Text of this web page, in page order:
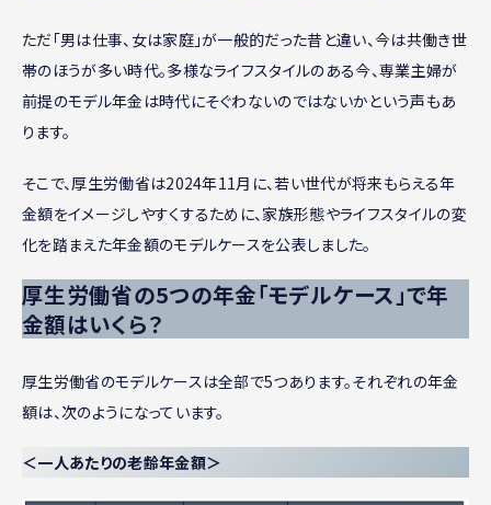
ただ「男は仕事、女は家庭」が一般的だった昔と違い、今は共働き世
帯のほうが多い時代。多様なライフスタイルのある今、専業主婦が
前提のモデル年金は時代にそぐわないのではないかという声もあ
ります。
そこで、厚生労働省は2024年11月に、若い世代が将来もらえる年
金額をイメージしやすくするために、家族形態やライフスタイルの変
化を踏まえた年金額のモデルケースを公表しました。
厚生労働省の5つの年金「モデルケース」で年
金額はいくら？
厚生労働省のモデルケースは全部で5つあります。それぞれの年金
額は、次のようになっています。
＜一人あたりの老齢年金額＞